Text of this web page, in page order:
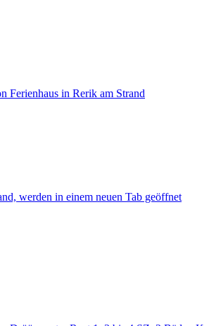
Ferienhaus in Rerik am Strand
werden in einem neuen Tab geöffnet